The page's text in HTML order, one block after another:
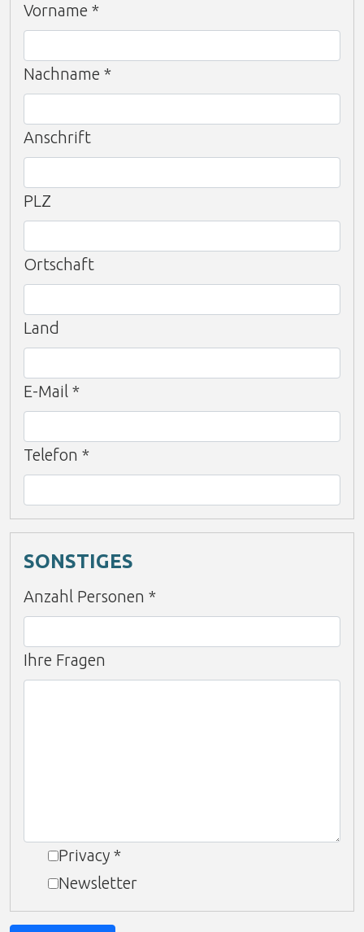
Vorname *
Nachname *
Anschrift
PLZ
Ortschaft
Land
E-Mail *
Telefon *
SONSTIGES
Anzahl Personen *
Ihre Fragen
Privacy *
Newsletter